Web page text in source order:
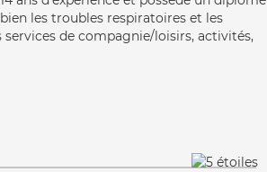
les troubles respiratoires et les
services de compagnie/loisirs, activités,